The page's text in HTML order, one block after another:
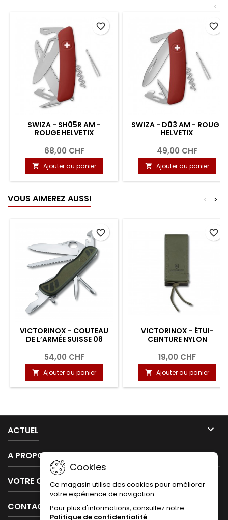
<
SWIZA - SH05R AM -
ROUGE HELVETIX
68,00 CHF
 Ajouter au panier
favorite_border
SWIZA - D03 AM - ROUGE
HELVETIX
49,00 CHF
 Ajouter au panier
favorite_border
VOUS AIMEREZ AUSSI >
<
VICTORINOX - COUTEAU
DE L’ARMÉE SUISSE 08
54,00 CHF
 Ajouter au panier
favorite_border
VICTORINOX - ÉTUI-
CEINTURE NYLON
19,00 CHF
 Ajouter au panier
favorite_border
ACTUEL 
A PROPOS DE NOUS 
VOTRE COMPTE 
CONTACT
Cookies
Ce magasin utilise des cookies pour améliorer
votre expérience de navigation.
Pour plus d'informations, consultez notre
Politique de confidentialité.